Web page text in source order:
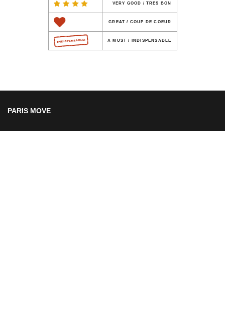
VERY GOOD / TRES BON
GREAT / COUP DE COEUR
A MUST / INDISPENSABLE
PARIS MOVE